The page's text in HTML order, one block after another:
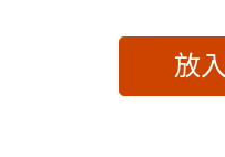
放